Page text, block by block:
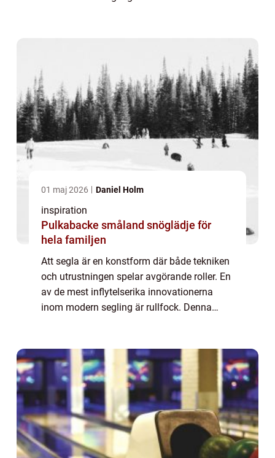
01 maj 2026 Daniel Holm
inspiration
Pulkabacke småland snöglädje för
hela familjen
Att segla är en konstform där både tekniken
och utrustningen spelar avgörande roller. En
av de mest inflytelserika innovationerna
inom modern segling är rullfock. Denna